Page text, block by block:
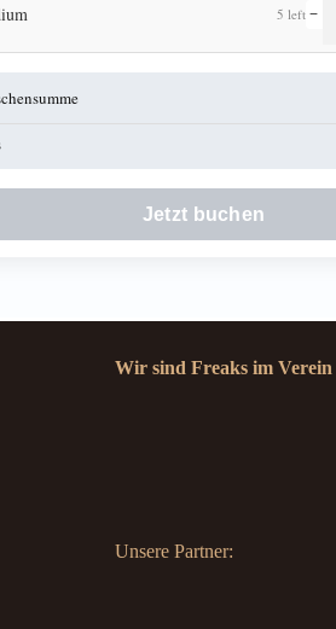
5 left −
Jetzt buchen
Wir sind Freaks im Verein
Unsere Partner: